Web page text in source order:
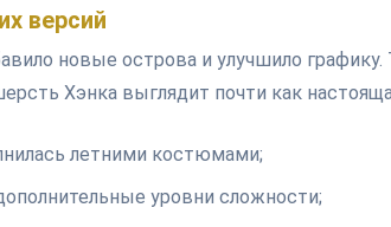
версий
новые острова и улучшило графику.
Хэнка выглядит почти как
летними костюмами;
уровни сложности;